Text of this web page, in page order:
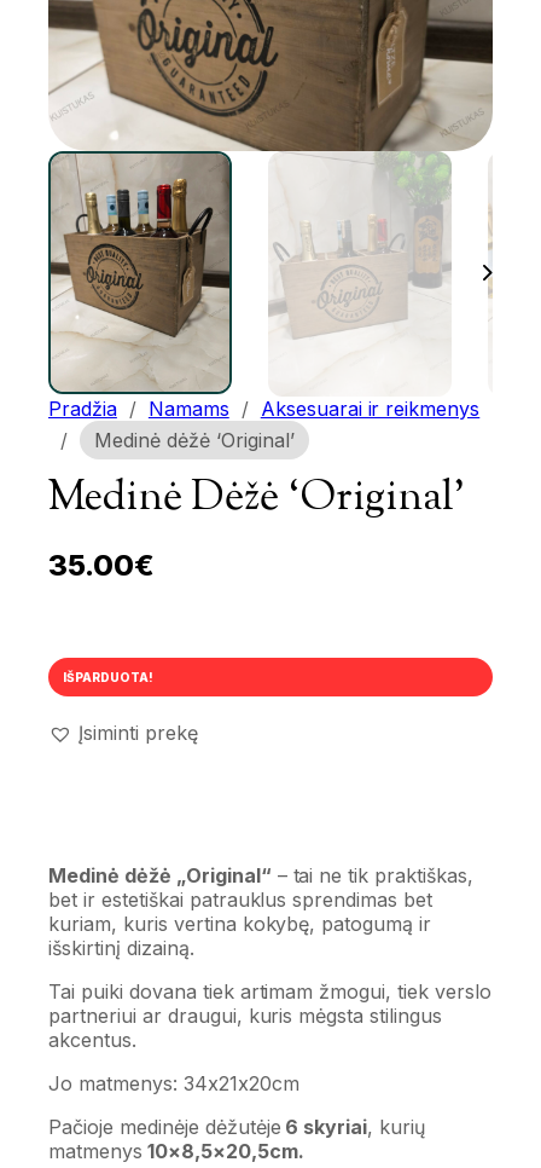
Pradžia / Namams / Aksesuarai ir reikmenys
/
Medinė dėžė ‘Original’
Medinė Dėžė ‘Original’
35.00€
IŠPARDUOTA!
Įsiminti prekę
Medinė dėžė „Original“ – tai ne tik praktiškas,
bet ir estetiškai patrauklus sprendimas bet
kuriam, kuris vertina kokybę, patogumą ir
išskirtinį dizainą.
Tai puiki dovana tiek artimam žmogui, tiek verslo
partneriui ar draugui, kuris mėgsta stilingus
akcentus.
Jo matmenys: 34x21x20cm
Pačioje medinėje dėžutėje 6 skyriai, kurių
matmenys 10×8,5×20,5cm.